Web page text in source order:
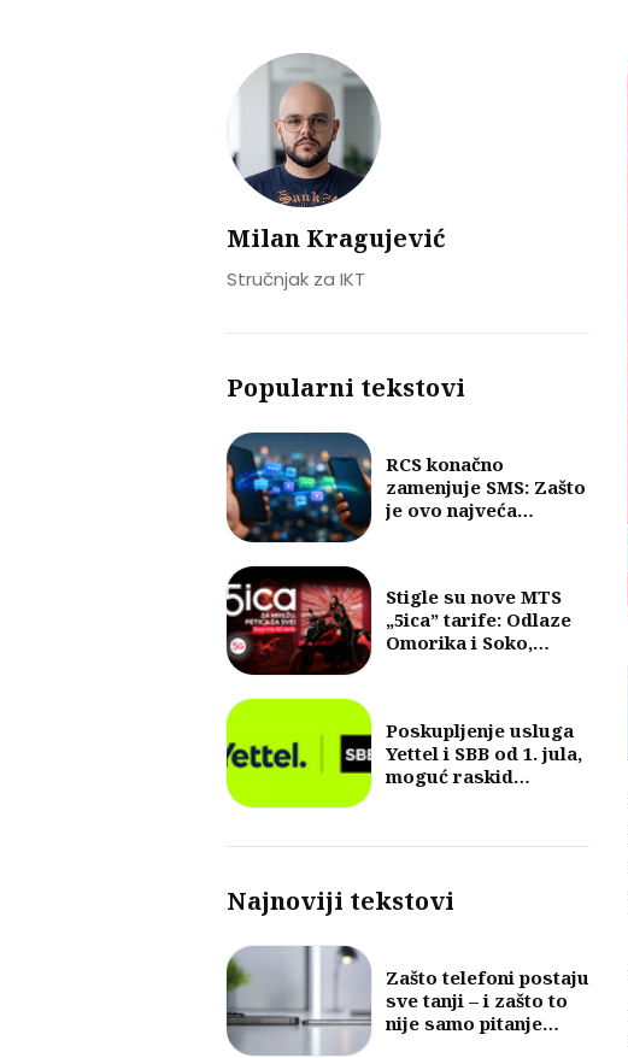
Milan Kragujević
Stručnjak za IKT
Popularni tekstovi
RCS konačno
zamenjuje SMS: Zašto
je ovo najveća
Stigle su nove MTS
„5ica” tarife: Odlaze
Omorika i Soko,
Poskupljenje usluga
Yettel i SBB od 1. jula,
moguć raskid
Najnoviji tekstovi
Zašto telefoni postaju
sve tanji – i zašto to
nije samo pitanje